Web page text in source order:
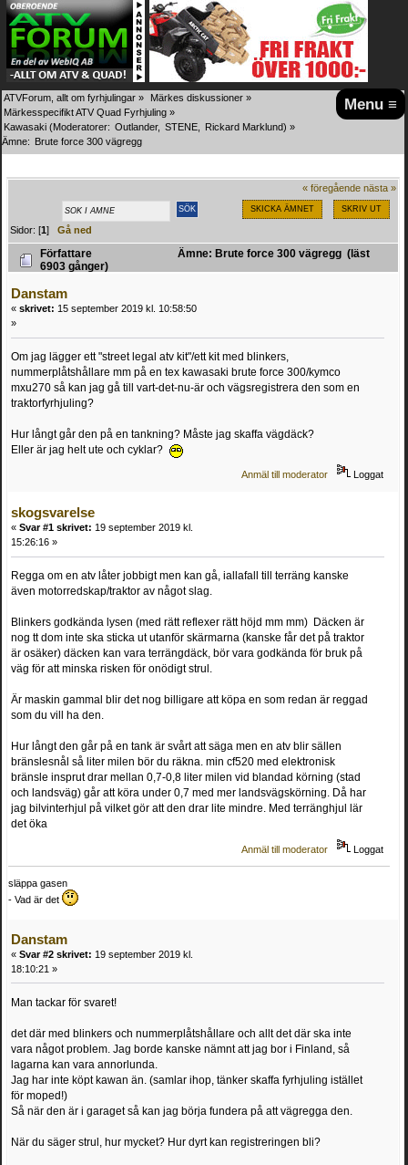
Menu ≡
ATVForum, allt om fyrhjulingar » Märkes diskussioner »
Märkesspecifikt ATV Quad Fyrhjuling »
Kawasaki (Moderatorer: Outlander, STENE Rickard Marklund) »
Ämne: Brute force 300 vägregg
« föregående nästa »
SKICKA ÄMNET SKRIV UT
Sidor: [1]Gå ned
Författare
Ämne: Brute force 300 vägregg (läst
6903 gånger)
Danstam
« skrivet: 15 september 2019 kl. 10:58:50
»
Om jag lägger ett "street legal atv kit"/ett kit med blinkers,
nummerplåtshållare mm på en tex kawasaki brute force 300/kymco
mxu270 så kan jag gå till vart-det-nu-är och vägsregistrera den som en
traktorfyrhjuling?
Hur långt går den på en tankning? Måste jag skaffa vägdäck?
Eller är jag helt ute och cyklar?
Anmäl till moderator Loggat
skogsvarelse
« Svar #1 skrivet: 19 september 2019 kl.
15:26:16 »
Regga om en atv låter jobbigt men kan gå, iallafall till terräng kanske
även motorredskap/traktor av något slag.
Blinkers godkända lysen (med rätt reflexer rätt höjd mm mm) Däcken är
nog tt dom inte ska sticka ut utanför skärmarna (kanske får det på traktor
är osäker) däcken kan vara terrängdäck, bör vara godkända för bruk på
väg för att minska risken för onödigt strul.
Är maskin gammal blir det nog billigare att köpa en som redan är reggad
som du vill ha den.
Hur långt den går på en tank är svårt att säga men en atv blir sällen
bränslesnål så liter milen bör du räkna. min cf520 med elektronisk
bränsle insprut drar mellan 0,7-0,8 liter milen vid blandad körning (stad
och landsväg) går att köra under 0,7 med mer landsvägskörning. Då har
jag bilvinterhjul på vilket gör att den drar lite mindre. Med terränghjul lär
det öka
Anmäl till moderator Loggat
släppa gasen
- Vad är det
Danstam
« Svar #2 skrivet: 19 september 2019 kl.
18:10:21 »
Man tackar för svaret!
det där med blinkers och nummerplåtshållare och allt det där ska inte
vara något problem. Jag borde kanske nämnt att jag bor i Finland, så
lagarna kan vara annorlunda.
Jag har inte köpt kawan än. (samlar ihop, tänker skaffa fyrhjuling istället
för moped!)
Så när den är i garaget så kan jag börja fundera på att vägregga den.
När du säger strul, hur mycket? Hur dyrt kan registreringen bli?